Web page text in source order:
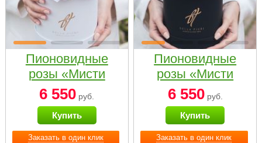
Заказать в один клик
Пионовидные
розы «Мисти
бабблс» в белой
коробке Small
6 550 руб.
Купить
Заказать в один клик
Пионовидные
розы «Мисти
бабблс» в
черной коробке
Small
6 550руб.
Купить